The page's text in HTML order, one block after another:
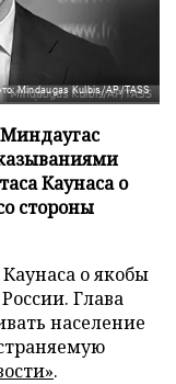
Mindaugas Kulbis/AP/TASS
Миндаугас
Каунаса о
стороны
о якобы
Глава
население
.